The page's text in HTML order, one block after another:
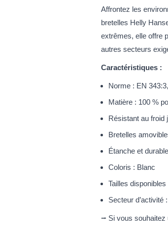
Affrontez les
bretelles Helly
extrêmes, elle offre
autres secteurs
Caractéristiques :
Norme : EN
Matière : 100 %
Résistant au froid
Bretelles
Étanche et
Coloris : Blanc
Tailles
Secteur d’activité
⭢ Si vous souhaitez